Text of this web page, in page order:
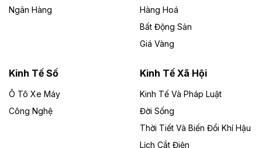
phần Tập đoàn Đức Long Gia Lai (HoSE: DLG) được
Gia Lai với tổng vốn hơn 4.750 tỷ đồng.
Đồng Nai cho thuê gần 59 ha đất làm khu
công nghiệp ở Long Thành
UBND TP Đồng Nai cho Công ty Amata thuê gần 59 ha
đất để đầu tư khu công nghiệp công nghệ cao Long
Ngân Hàng
Hàng Hoá
Bất Động Sản
Giá Vàng
Kinh Tế Số
Ô Tô Xe Máy
Công Nghệ
Kinh Tế Xã Hội
Kinh Tế Và Pháp Luật
Đời Sống
Thời Tiết Và Biến Đổi Khí Hậu
Lịch Cắt Điện